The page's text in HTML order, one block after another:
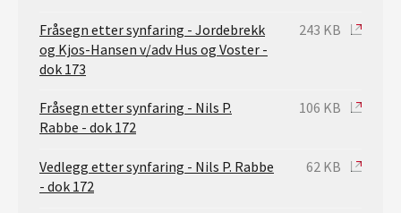
Fråsegn etter synfaring - Jordebrekk
og Kjos-Hansen v/adv Hus og Voster -
dok 173
243 KB
Fråsegn etter synfaring - Nils P.
Rabbe - dok 172
106 KB
Vedlegg etter synfaring - Nils P. Rabbe
- dok 172
62 KB